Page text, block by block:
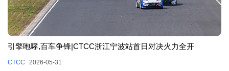
引擎咆哮,百车争锋|CTCC浙江宁波站首日对决火力全开
CTCC 2026-05-31